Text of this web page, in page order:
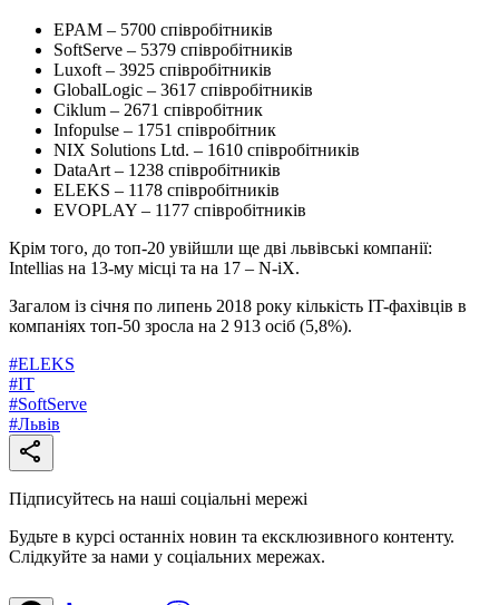
EPAM – 5700 співробітників
SoftServe – 5379 співробітників
Luxoft – 3925 співробітників
GlobalLogic – 3617 співробітників
Ciklum – 2671 співробітник
Infopulse – 1751 співробітник
NIX Solutions Ltd. – 1610 співробітників
DataArt – 1238 співробітників
ELEKS – 1178 співробітників
EVOPLAY – 1177 співробітників
Крім того, до топ-20 увійшли ще дві львівські компанії:
Intellias на 13-му місці та на 17 – N-iX.
Загалом із січня по липень 2018 року кількість IT-фахівців в
компаніях топ-50 зросла на 2 913 осіб (5,8%).
#ELEKS
#IT
#SoftServe
#Львів
Підписуйтесь на наші соціальні мережі
Будьте в курсі останніх новин та ексклюзивного контенту.
Слідкуйте за нами у соціальних мережах.